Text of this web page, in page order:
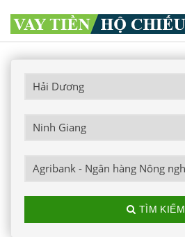
TÌM KIẾM